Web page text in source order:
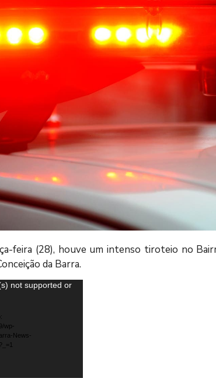
feira (28), houve um intenso tiroteio no
da Barra.
not supported or
wp-
News-